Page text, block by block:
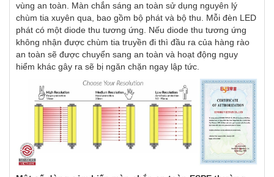
vùng an toàn. Màn chắn sáng an toàn sử dụng nguyên lý
chùm tia xuyên qua, bao gồm bộ phát và bộ thu. Mỗi đèn LED
phát có một diode thu tương ứng. Nếu diode thu tương ứng
không nhận được chùm tia truyền đi thì đầu ra của hàng rào
an toàn sẽ được chuyển sang an toàn và hoạt động nguy
hiểm khác gây ra sẽ bị ngăn chặn ngay lập tức.